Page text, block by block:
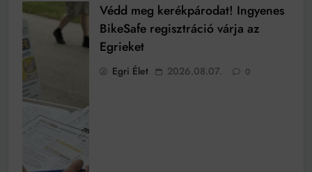
Védd meg kerékpárodat! Ingyenes
BikeSafe regisztráció várja az
Egrieket
Egri Élet 2026.08.07. 0